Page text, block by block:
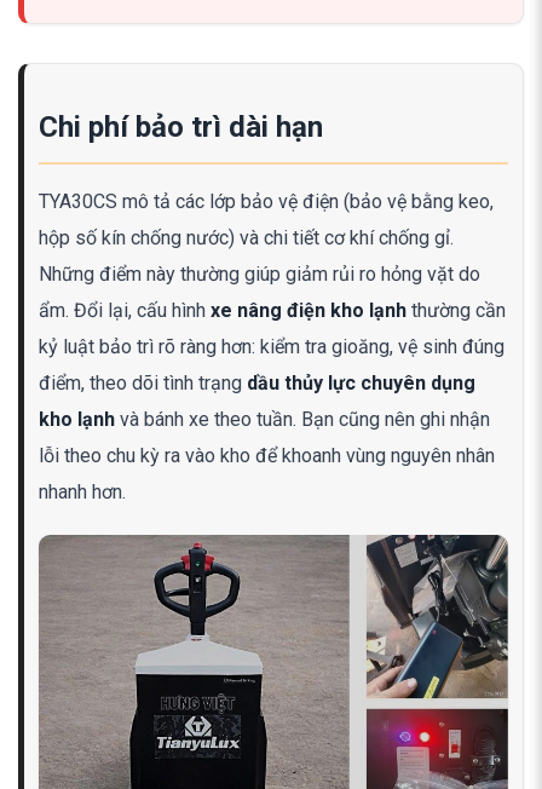
Chi phí bảo trì dài hạn
TYA30CS mô tả các lớp bảo vệ điện (bảo vệ bằng keo,
hộp số kín chống nước) và chi tiết cơ khí chống gỉ.
Những điểm này thường giúp giảm rủi ro hỏng vặt do
ẩm. Đổi lại, cấu hình xe nâng điện kho lạnh thường cần
kỷ luật bảo trì rõ ràng hơn: kiểm tra gioăng, vệ sinh đúng
điểm, theo dõi tình trạng dầu thủy lực chuyên dụng
kho lạnh và bánh xe theo tuần. Bạn cũng nên ghi nhận
lỗi theo chu kỳ ra vào kho để khoanh vùng nguyên nhân
nhanh hơn.